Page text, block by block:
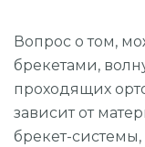
Вопрос о том,
брекетами,
проходящих
зависит от
брекет-